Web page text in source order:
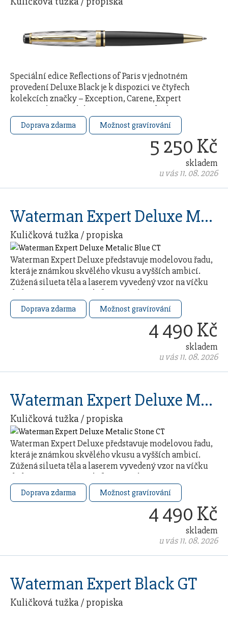
Speciální edice Reflections of Paris v jednotném
provedení Deluxe Black je k dispozici ve čtyřech
kolekcích značky – Exception, Carene, Expert
a Hémisphère. Kolekce je inspirována duchem a …
Doprava zdarma Možnost gravírování
5 250 Kč
skladem
u vás 11. 08. 2026
Waterman Expert Deluxe Metalic Blue CT
Kuličková tužka / propiska
Waterman Expert Deluxe představuje modelovou řadu,
která je známkou skvělého vkusu a vyšších ambicí.
Zúžená silueta těla a laserem vyvedený vzor na víčku
dodávají svému nositeli francouzskou …
Doprava zdarma Možnost gravírování
4 490 Kč
skladem
u vás 11. 08. 2026
Waterman Expert Deluxe Metalic Stone CT
Kuličková tužka / propiska
Waterman Expert Deluxe představuje modelovou řadu,
která je známkou skvělého vkusu a vyšších ambicí.
Zúžená silueta těla a laserem vyvedený vzor na víčku
dodávají svému nositeli francouzskou …
Doprava zdarma Možnost gravírování
4 490 Kč
skladem
u vás 11. 08. 2026
Waterman Expert Black GT
Kuličková tužka / propiska